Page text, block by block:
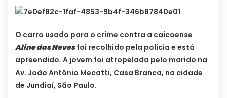
O carro usado para o crime contra a caicoense
Aline das Nevesfoi recolhido pela polícia e está
apreendido. A jovem foi atropelada pelo marido na
Av. João Antônio Mecatti, Casa Branca, na cidade
de Jundiaí, São Paulo.